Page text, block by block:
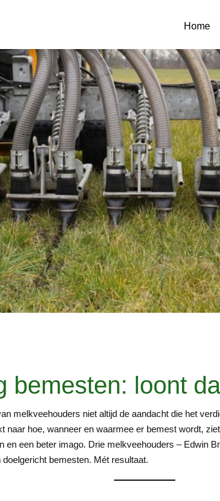
Home
bemesten: loont
melkveehouders niet altijd de aandacht die het
naar hoe, wanneer en waarmee er bemest wordt,
en een beter imago. Drie melkveehouders – Edwin
bemesten. Mét resultaat.